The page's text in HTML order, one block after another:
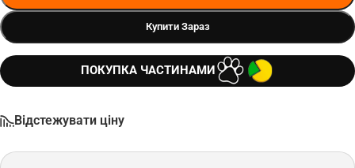
Купити Зараз
ПОКУПКА ЧАСТИНАМИ
Відстежувати ціну